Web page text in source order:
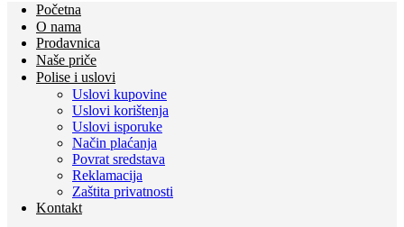
Početna
O nama
Prodavnica
Naše priče
Polise i uslovi
Uslovi kupovine
Uslovi korištenja
Uslovi isporuke
Način plaćanja
Povrat sredstava
Reklamacija
Zaštita privatnosti
Kontakt